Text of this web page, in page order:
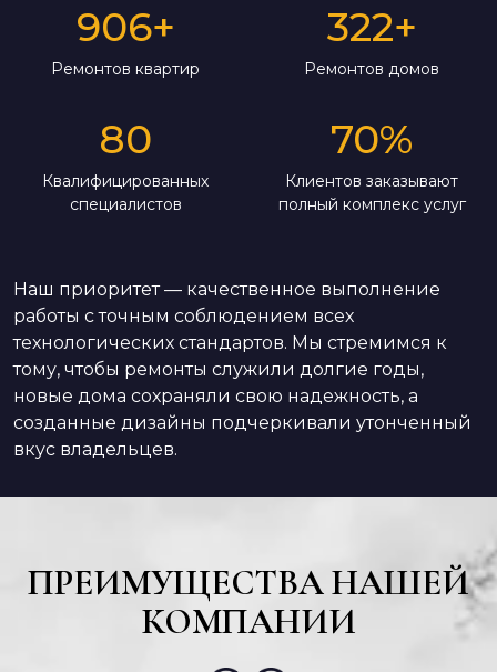
906+
Ремонтов квартир
322+
Ремонтов домов
80
Квалифицированных
специалистов
70%
Клиентов заказывают
полный комплекс услуг
Наш приоритет — качественное выполнение
работы с точным соблюдением всех
технологических стандартов. Мы стремимся к
тому, чтобы ремонты служили долгие годы,
новые дома сохраняли свою надежность, а
созданные дизайны подчеркивали утонченный
вкус владельцев.
ПРЕИМУЩЕСТВА НАШЕЙ
КОМПАНИИ